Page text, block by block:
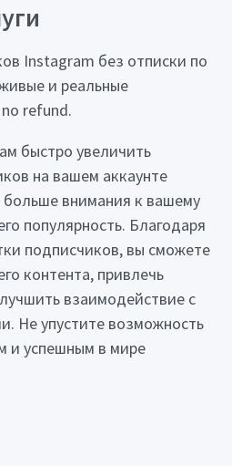
Instagram без отписки по
и реальные
refund.
быстро увеличить
на вашем аккаунте
внимания к вашему
популярность. Благодаря
подписчиков, вы сможете
контента, привлечь
взаимодействие с
Не упустите возможность
и успешным в мире